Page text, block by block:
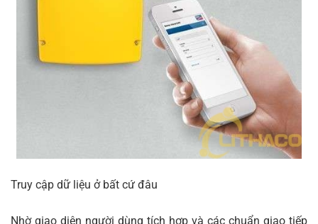
Truy cập dữ liệu ở bất cứ đâu
Nhờ giao diện người dùng tích hợp và các chuẩn giao tiếp